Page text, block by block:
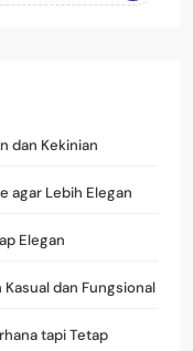
dan Kekinian
agar Lebih Elegan
Elegan
dan Fungsional
tapi Tetap